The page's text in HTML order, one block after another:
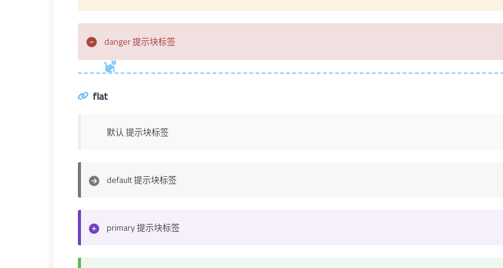
danger 提示块标签
flat
默认 提示块标签
default 提示块标签
primary 提示块标签